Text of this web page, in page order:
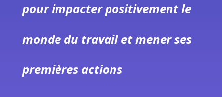
pour impacter positivement le
monde du travail et mener ses
premières actions